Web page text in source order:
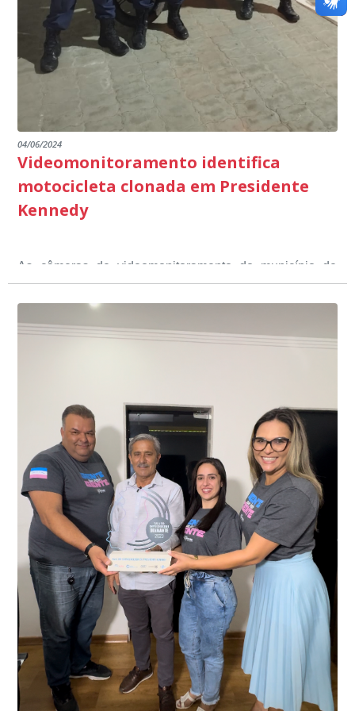
emocionantes de pais e professores no decorrer da
escuta pública.
04/06/2024
Videomonitoramento identifica
motocicleta clonada em Presidente
Kennedy
As câmeras de videomonitoramento do município de
Presidente Kennedy identificaram neste fim de semana,
01 de junho, uma motocicleta com indícios de
adulteração, imediatamente, a central de
videomonitoramento acionou a Guarda Civil Municipal,
Durante a abordagem a adulteração foi comprovada,
através da conferência do Chassi, a motocicleta, bem
conta do sistema de videomonitoramento instalado
recentemente em todo o município de Presidente
Kennedy, o sistema é integrado com outros municípios
do país, sendo possível a identificação de veículos por
meio do cruzamento de informações, nesse caso
específico, com dados de uma cidade do Estado do Rio
de Janeiro.
“Mais de 100 câmeras foram instaladas na sede e no
interior de Presidente Kennedy, garantindo mais
segurança à população, seja nas ruas, no comércio, os
produtores agropecuários. Estamos no rumo certo,
parabéns a todos os servidores que contribuem para a
segurança da nossa cidade”, destaca o prefeito Dorlei
Fontão.